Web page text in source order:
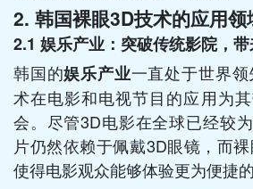
2. 韩国裸眼3D技术的应用领
2.1 娱乐产业：突破传统影院，
韩国的娱乐产业一直处于世界
术在电影和电视节目的应用为
会。尽管3D电影在全球已经较
片仍然依赖于佩戴3D眼镜，而
使得电影观众能够体验更为便捷